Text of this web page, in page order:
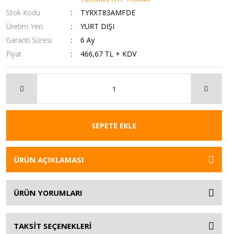
Stok Kodu
TYRXT83AMFDE
Üretim Yeri
YURT DIŞI
Garanti Süresi
6 Ay
Fiyat
466,67 TL + KDV
SEPETE EKLE
ÜRÜN AÇIKLAMASI
ÜRÜN YORUMLARI
TAKSİT SEÇENEKLERİ